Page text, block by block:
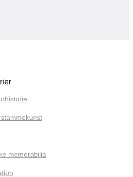
memorabilia